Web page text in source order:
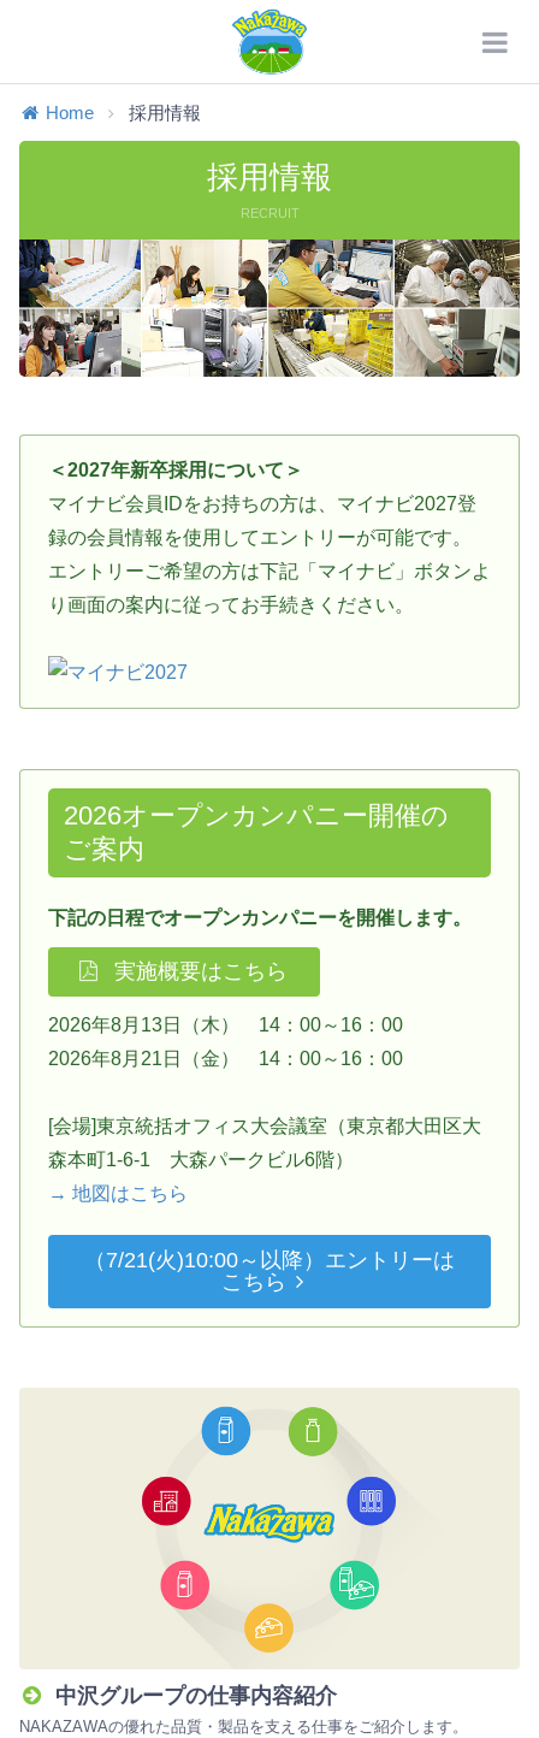
Home 採用情報
採用情報
RECRUIT
＜2027年新卒採用について＞
マイナビ会員IDをお持ちの方は、マイナビ2027登
録の会員情報を使用してエントリーが可能です。
エントリーご希望の方は下記「マイナビ」ボタンよ
り画面の案内に従ってお手続きください。
2026オープンカンパニー開催の
ご案内
下記の日程でオープンカンパニーを開催します。
実施概要はこちら
2026年8月13日（木） 14：00～16：00
2026年8月21日（金） 14：00～16：00
[会場]東京統括オフィス大会議室（東京都大田区大
森本町1-6-1 大森パークビル6階）
→ 地図はこちら
（7/21(火)10:00～以降）エントリーは
こちら
中沢グループの仕事内容紹介
NAKAZAWAの優れた品質・製品を支える仕事をご紹介します。